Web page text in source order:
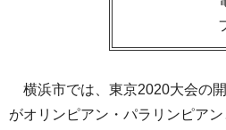
横浜市では、東京2020大会の
がオリンピアン・パラリンピア